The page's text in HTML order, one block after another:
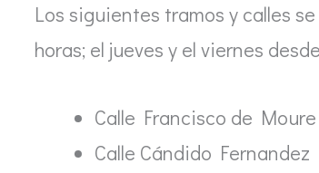
Los siguientes tramos y calles
horas; el jueves y el viernes
Calle Francisco de Moure
Calle Cándido